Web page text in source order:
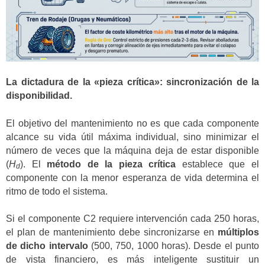
La dictadura de la «pieza crítica»: sincronización de la
disponibilidad.
El objetivo del mantenimiento no es que cada componente
alcance su vida útil máxima individual, sino minimizar el
número de veces que la máquina deja de estar disponible
(Hd). El método de la pieza crítica establece que el
componente con la menor esperanza de vida determina el
ritmo de todo el sistema.
Si el componente C2 requiere intervención cada 250 horas,
el plan de mantenimiento debe sincronizarse en múltiplos
de dicho intervalo(500, 750, 1000 horas). Desde el punto
de vista financiero, es más inteligente sustituir un